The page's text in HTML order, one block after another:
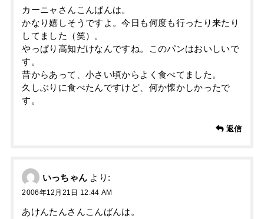
カーニャさんこんばんは。
かなり嬉しそうですよ。今日も何度も行ったり来たり
してました（笑）。
やっぱり高知だけなんですね。このパンはおいしいで
す。
昔からあって、小さい頃からよく食べてました。
久しぶりに食べたんですけど、何か懐かしかったで
す。
返信
いっちゃん より:
2006年12月21日 12:44 AM
あけんたんさんこんばんは。